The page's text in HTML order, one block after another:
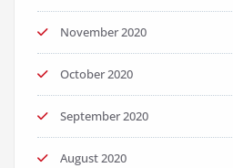
November 2020
October 2020
September 2020
August 2020